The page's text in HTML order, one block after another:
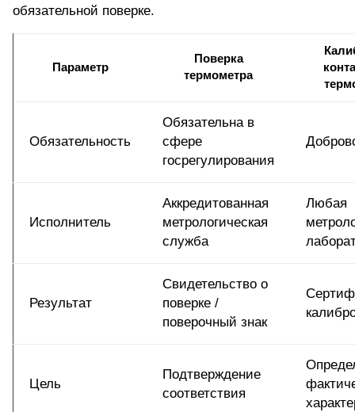
обязательной поверке.
Параметр
Поверка
термометра
Обязательность
Обязательна в
сфере
госрегулирования
Исполнитель
Аккредитованная
метрологическая
служба
Любая
Результат
Свидетельство о
поверке /
поверочный знак
Цель
Подтверждение
соответствия